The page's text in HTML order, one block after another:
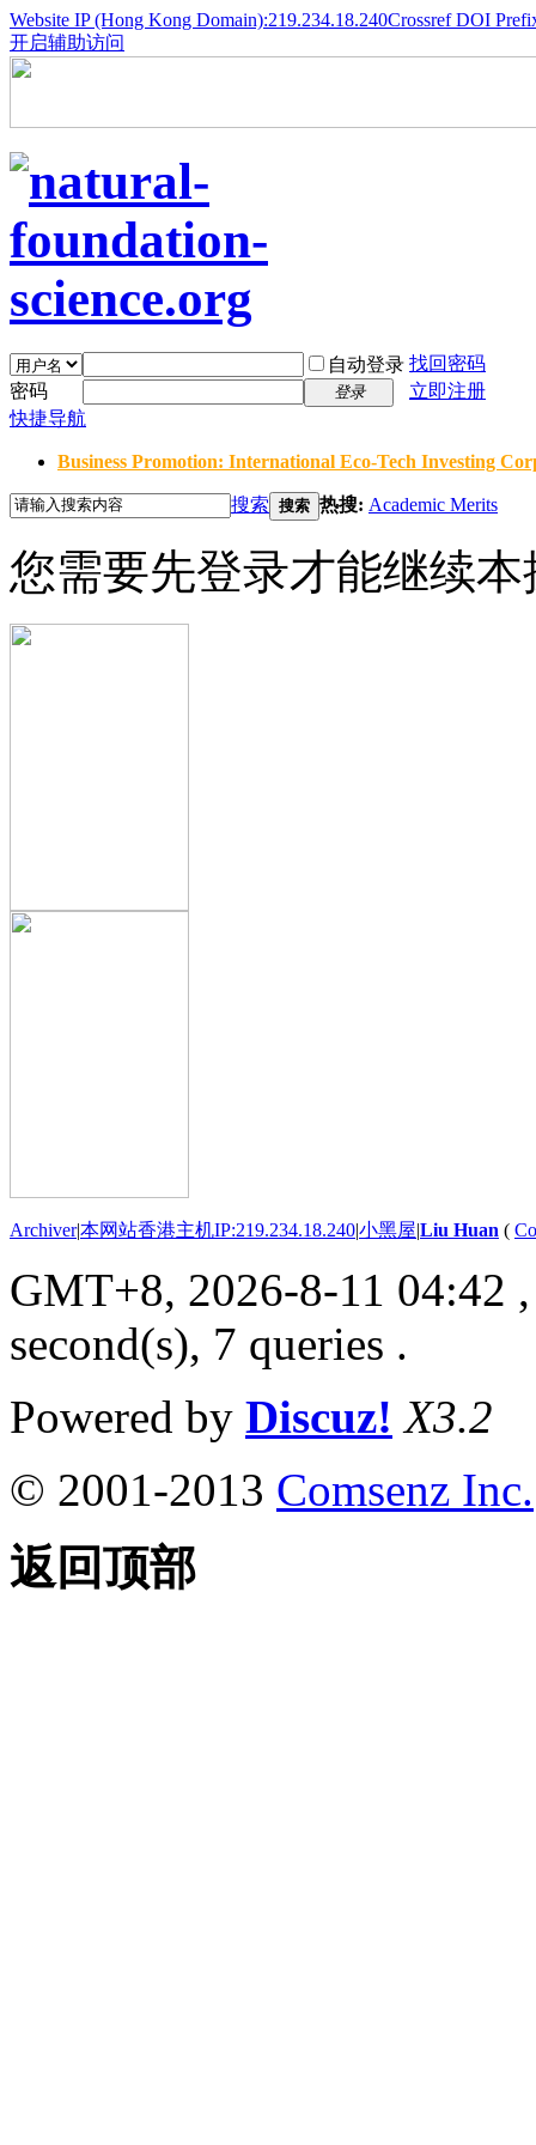
Website IP (Hong Kong Domain):219.234.18.240Crossref DOI
开启辅助访问
自动登录 找回密码
密码
登录
立即注册
快捷导航
Business Promotion: International Eco-Tech Investing
搜索 搜索 热搜: Academic Merits
您需要先登录才能继续本
Archiver|本网站香港主机IP:219.234.18.240|小黑屋|Liu Huan (
GMT+8, 2026-8-11 04:42
second(s), 7 queries .
Powered by Discuz! X3.2
© 2001-2013 Comsenz Inc.
返回顶部